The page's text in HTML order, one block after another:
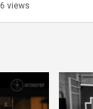
6 views